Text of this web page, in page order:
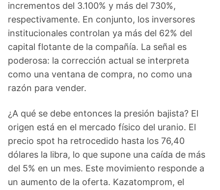
incrementos del 3.100% y más del 730%,
respectivamente. En conjunto, los inversores
institucionales controlan ya más del 62% del
capital flotante de la compañía. La señal es
poderosa: la corrección actual se interpreta
como una ventana de compra, no como una
razón para vender.
¿A qué se debe entonces la presión bajista? El
origen está en el mercado físico del uranio. El
precio spot ha retrocedido hasta los 76,40
dólares la libra, lo que supone una caída de más
del 5% en un mes. Este movimiento responde a
un aumento de la oferta. Kazatomprom, el